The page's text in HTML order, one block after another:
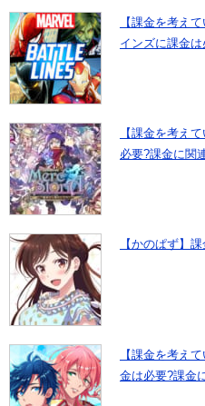
【課金を考え
インズに課金
【課金を考え
必要?課金に関
【かのぱず】
【課金を考え
金は必要?課金